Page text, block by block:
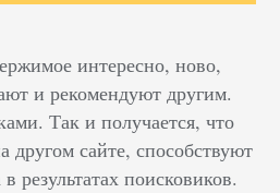
интересно, ново,
и рекомендуют другим.
Так и получается, что
сайте, способствуют
поисковиков.